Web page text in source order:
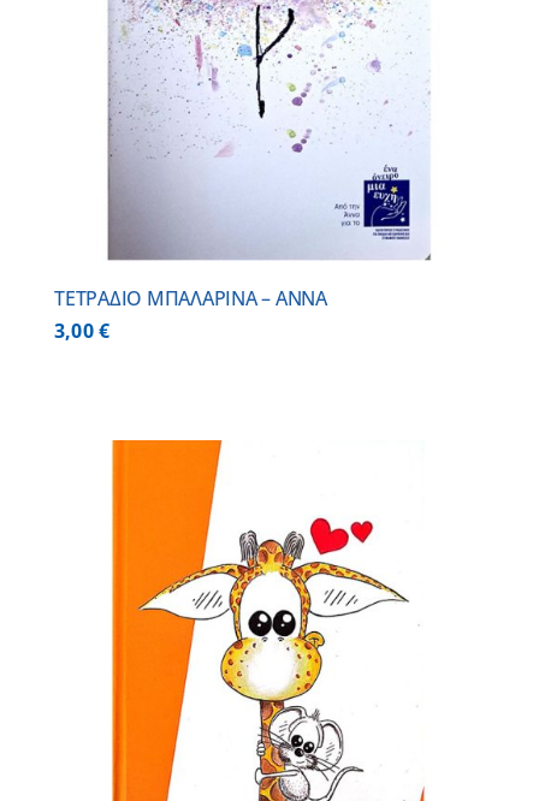
ΤΕΤΡΑΔΙΟ ΜΠΑΛΑΡΙΝΑ – ΑΝΝΑ
3,00€